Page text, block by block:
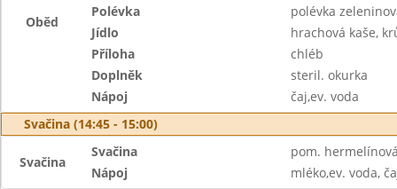
Oběd
Polévka
polévka
Jídlo
hrachová kaše,
Příloha
chléb
Doplněk
steril. okurka
Nápoj
čaj,ev. voda
Svačina (14:45 - 15:00)
Svačina
Svačina
pom.
Nápoj
mléko,ev. voda,